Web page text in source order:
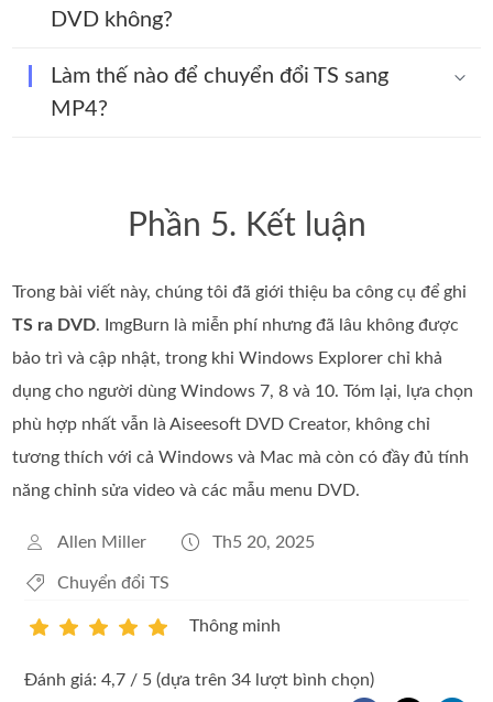
DVD không?
Làm thế nào để chuyển đổi TS sang
MP4?
Phần 5. Kết luận
Trong bài viết này, chúng tôi đã giới thiệu ba công cụ để ghi
TS ra DVD. ImgBurn là miễn phí nhưng đã lâu không được
bảo trì và cập nhật, trong khi Windows Explorer chỉ khả
dụng cho người dùng Windows 7, 8 và 10. Tóm lại, lựa chọn
phù hợp nhất vẫn là Aiseesoft DVD Creator, không chỉ
tương thích với cả Windows và Mac mà còn có đầy đủ tính
năng chỉnh sửa video và các mẫu menu DVD.
Allen Miller Th5 20, 2025
Chuyển đổi TS
Thông minh
Đánh giá: 4,7 / 5 (dựa trên 34 lượt bình chọn)